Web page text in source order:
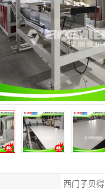
西门子贝得